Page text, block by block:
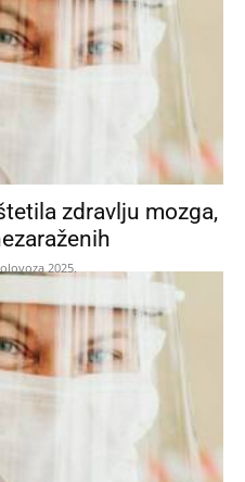
zdravlju mozga,
2025.